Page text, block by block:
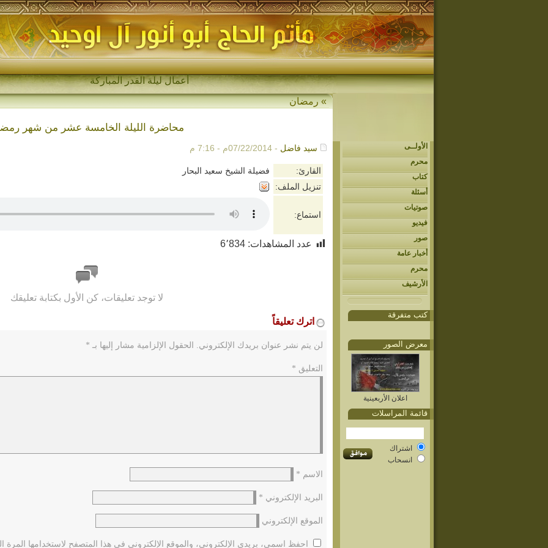
مج-
الأولــى
محرم
كتاب
أسئلة
صوتيات
فيديو
صور
أخبار عامة
محرم
الأرشيف
كتب متفرقة
معرض الصور
اعلان الأربعينية
قائمة المراسلات
اشتراك
انسحاب
»رمضان
محاضرة الليلة الخامسة عشر من شهر
سيد فاضل - 07/22/2014م - 7:16 م
القارئ:
فضيلة الشيخ سعيد البحار
تنزيل الملف:
استماع:
عدد المشاهدات: 6٬834
لا توجد تعليقات، كن الأول بكتابة تعليقك
اترك تعليقاً
لن يتم نشر عنوان بريدك الإلكتروني. الحقول الإلزامية مشار إليها بـ *
التعليق *
الاسم *
البريد الإلكتروني *
الموقع الإلكتروني
احفظ اسمي، بريدي الإلكتروني، والموقع الإلكتروني في هذا المتصفح لاستخدامها المرة